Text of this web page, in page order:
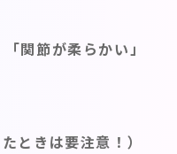
関節が柔らかい」
ときは要注意！）